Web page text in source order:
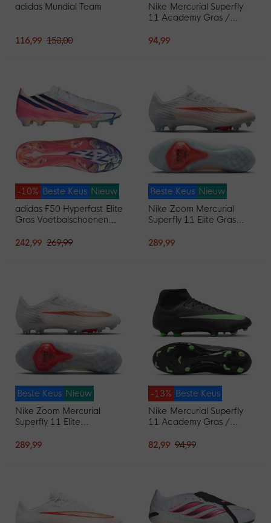
adidas Mundial Team
116,99 150,00
Nike Mercurial Superfly
11 Academy Gras /
Voetbalschoenen (MG)
94,99
Beste Keus
-10%
Nieuw
adidas F50 Hyperfast Elite
Gras Voetbalschoenen
242,99 269,99
Beste Keus Nieuw
Nike Zoom Mercurial
Superfly 11 Elite Gras
Wit Felrood Goud
289,99
Beste Keus Nieuw
Nike Zoom Mercurial
Superfly 11 Elite
Voetbalschoenen (AG)
289,99
Beste Keus
-13%
Nike Mercurial Superfly
11 Academy Gras /
Voetbalschoenen (MG)
82,99 94,99